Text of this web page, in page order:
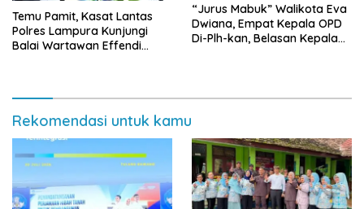
Temu Pamit, Kasat Lantas
Polres Lampura Kunjungi
Balai Wartawan Effendi
“Jurus Mabuk” Walikota Eva
Dwiana, Empat Kepala OPD
Di-Plh-kan, Belasan Kepala
Rekomendasi untuk kamu